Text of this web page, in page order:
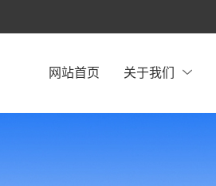
网站首页 关于我们